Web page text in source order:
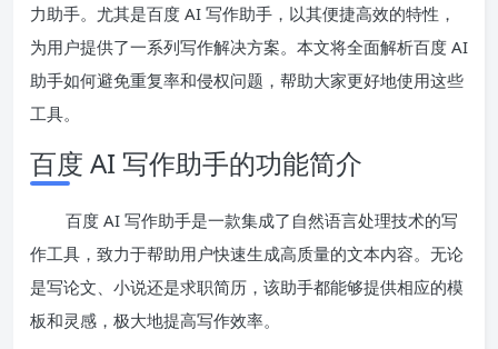
力助手。尤其是百度 AI 写作助手，以其便捷高效的特性，
为用户提供了一系列写作解决方案。本文将全面解析百度 AI
助手如何避免重复率和侵权问题，帮助大家更好地使用这些
工具。
百度 AI 写作助手的功能简介
百度 AI 写作助手是一款集成了自然语言处理技术的写
作工具，致力于帮助用户快速生成高质量的文本内容。无论
是写论文、小说还是求职简历，该助手都能够提供相应的模
板和灵感，极大地提高写作效率。